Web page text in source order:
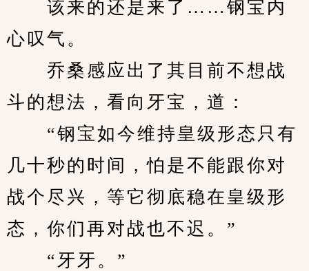
该来的还是来了……钢宝内
心叹气。
乔桑感应出了其目前不想战
斗的想法，看向牙宝，道：
“钢宝如今维持皇级形态只有
几十秒的时间，怕是不能跟你对
战个尽兴，等它彻底稳在皇级形
态，你们再对战也不迟。”
“牙牙。”